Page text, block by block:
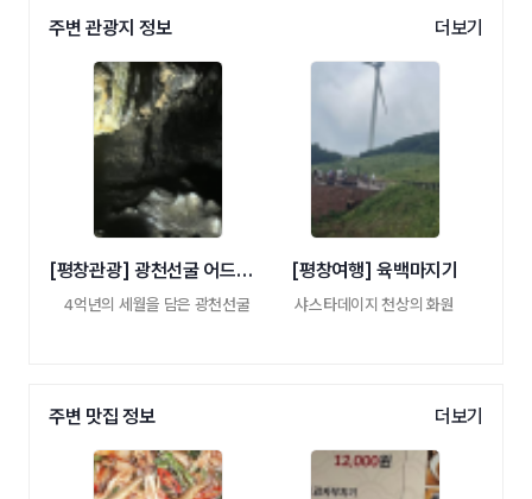
주변 관광지 정보 더보기
[평창관광] 광천선굴 어드벤처 테마파크
4억년의 세월을 담은 광천선굴
[평창여행] 육백마지기
샤스타데이지 천상의 화원
주변 맛집 정보 더보기